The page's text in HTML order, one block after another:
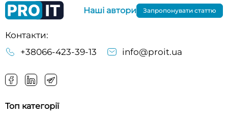
Контакти:
+38066-423-39-13
info@proit.ua
Наші автори Запропонувати статтю
Топ категорії